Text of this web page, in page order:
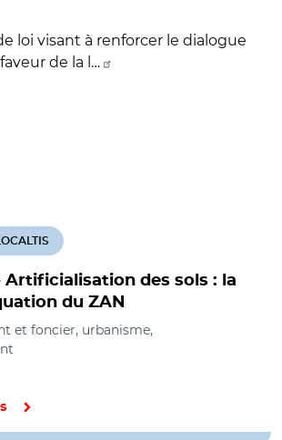
loi visant à renforcer le dialogue
de la l…
- Artificialisation des sols : la
du ZAN
et foncier, urbanisme,